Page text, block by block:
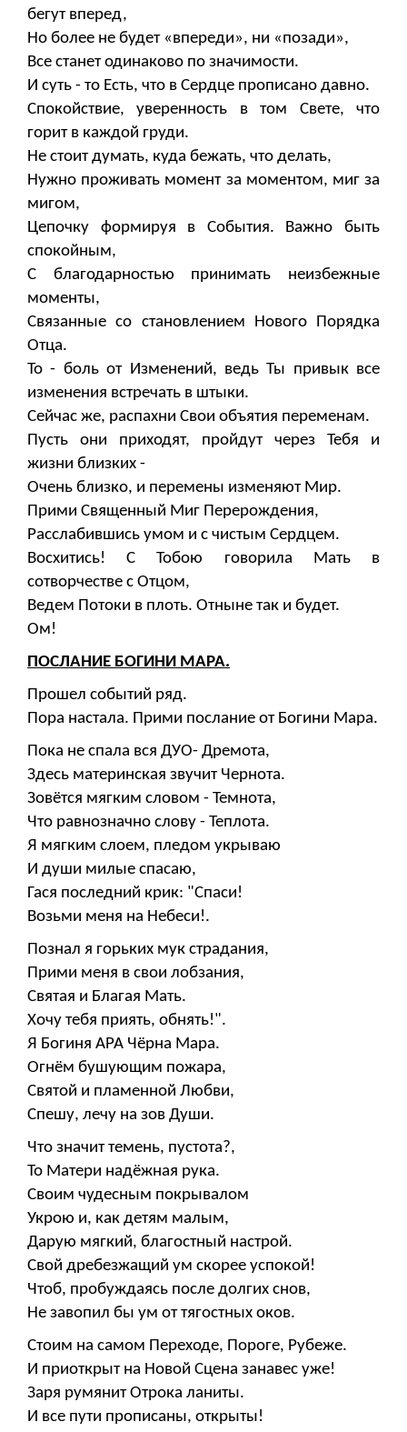
бегут вперед,
Но более не будет «впереди», ни «позади»,
Все станет одинаково по значимости.
И суть - то Есть, что в Сердце прописано давно.
Спокойствие, уверенность в том Свете, что
горит в каждой груди.
Не стоит думать, куда бежать, что делать,
Нужно проживать момент за моментом, миг за
мигом,
Цепочку формируя в События. Важно быть
спокойным,
С благодарностью принимать неизбежные
моменты,
Связанные со становлением Нового Порядка
Отца.
То - боль от Изменений, ведь Ты привык все
изменения встречать в штыки.
Сейчас же, распахни Свои объятия переменам.
Пусть они приходят, пройдут через Тебя и
жизни близких -
Очень близко, и перемены изменяют Мир.
Прими Священный Миг Перерождения,
Расслабившись умом и с чистым Сердцем.
Восхитись! С Тобою говорила Мать в
сотворчестве с Отцом,
Ведем Потоки в плоть. Отныне так и будет.
Ом!
ПОСЛАНИЕ БОГИНИ МАРА.
Прошел событий ряд.
Пора настала. Прими послание от Богини Мара.
Пока не спала вся ДУО- Дремота,
Здесь материнская звучит Чернота.
Зовётся мягким словом - Темнота,
Что равнозначно слову - Теплота.
Я мягким слоем, пледом укрываю
И души милые спасаю,
Гася последний крик: "Спаси!
Возьми меня на Небеси!.
Познал я горьких мук страдания,
Прими меня в свои лобзания,
Святая и Благая Мать.
Хочу тебя приять, обнять!".
Я Богиня АРА Чёрна Мара.
Огнём бушующим пожара,
Святой и пламенной Любви,
Спешу, лечу на зов Души.
Что значит темень, пустота?,
То Матери надёжная рука.
Своим чудесным покрывалом
Укрою и, как детям малым,
Дарую мягкий, благостный настрой.
Свой дребезжащий ум скорее успокой!
Чтоб, пробуждаясь после долгих снов,
Не завопил бы ум от тягостных оков.
Стоим на самом Переходе, Пороге, Рубеже.
И приоткрыт на Новой Сцена занавес уже!
Заря румянит Отрока ланиты.
И все пути прописаны, открыты!